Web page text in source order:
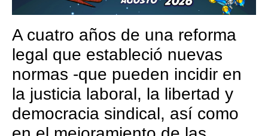
A cuatro años de una reforma
legal que estableció nuevas
normas -que pueden incidir en
la justicia laboral, la libertad y
democracia sindical, así como